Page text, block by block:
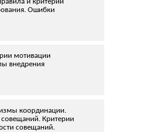
Ошибки
мотивации
внедрения
координации.
Критерии
совещаний.